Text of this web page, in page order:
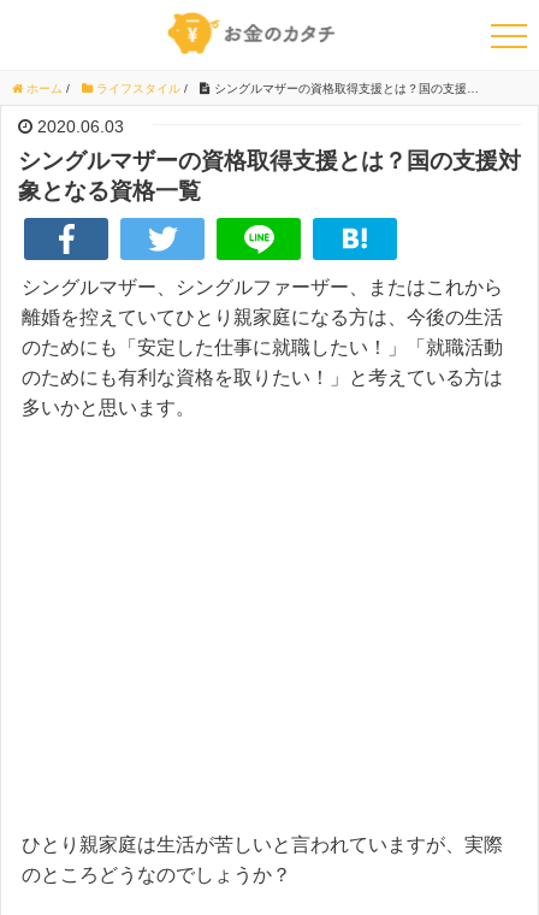
ホーム / ライフスタイル / シングルマザーの資格取得支援とは？国の支援対象となる資格一覧
2020.06.03
シングルマザーの資格取得支援とは？国の支援対
象となる資格一覧
シングルマザー、シングルファーザー、またはこれから
離婚を控えていてひとり親家庭になる方は、今後の生活
のためにも「安定した仕事に就職したい！」「就職活動
のためにも有利な資格を取りたい！」と考えている方は
多いかと思います。
ひとり親家庭は生活が苦しいと言われていますが、実際
のところどうなのでしょうか？